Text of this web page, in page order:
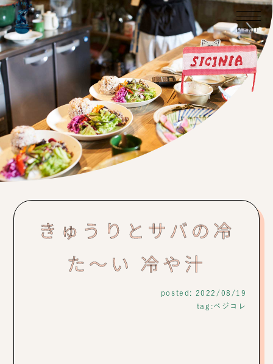
きゅうりとサバの冷
た〜い 冷や汁
posted: 2022/08/19
tag:ベジコレ